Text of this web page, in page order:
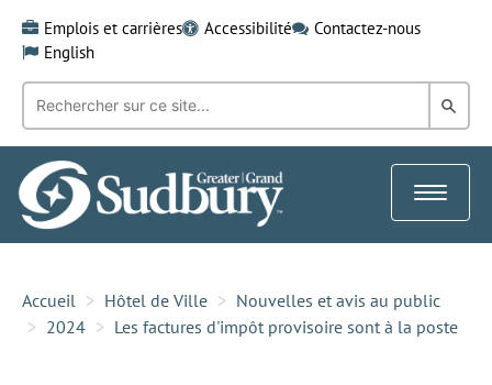
content
Emplois et carrières Accessibilité
Contactez-nous
English
Recherche
mot-
clé:
dans
Toggle
Accueil Hôtel de Ville
Nouvelles et avis au public
2024
Les factures d'impôt provisoire sont à la poste